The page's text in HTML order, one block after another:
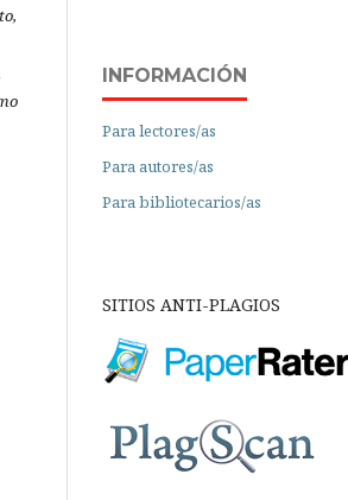
INFORMACIÓN
Para lectores/as
Para autores/as
Para bibliotecarios/as
SITIOS ANTI-PLAGIOS